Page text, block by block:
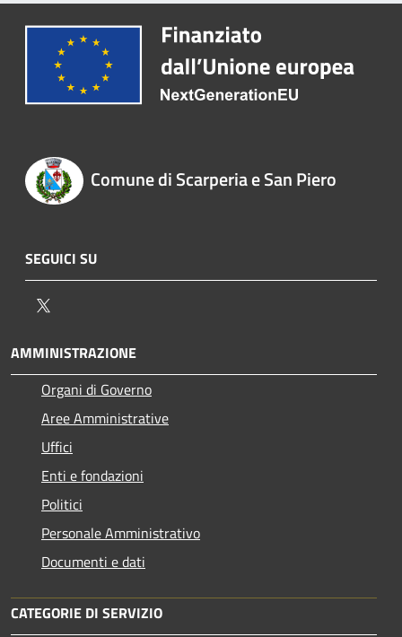
Comune di Scarperia e San Piero
SEGUICI SU
AMMINISTRAZIONE
Organi di Governo
Aree Amministrative
Uffici
Enti e fondazioni
Politici
Personale Amministrativo
Documenti e dati
CATEGORIE DI SERVIZIO